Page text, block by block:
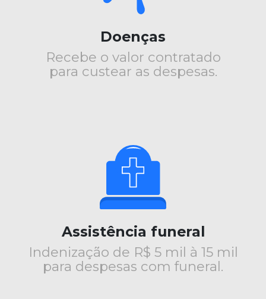
Doenças
Recebe o valor contratado
para custear as despesas.
Assistência funeral
Indenização de R$ 5 mil à 15 mil
para despesas com funeral.